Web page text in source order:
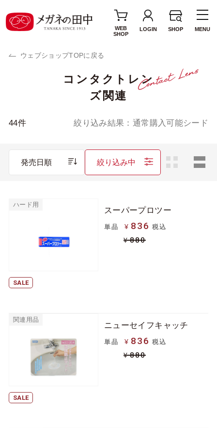
WEB
SHOP
LOGIN SHOP MENU
ウェブショップTOPに戻る
コンタクトレン
ズ関連
44件 絞り込み結果： 通常購入可能シード
発売日順 絞り込み中
使用期間・タイプ
1MONTH(1ヶ月交
カラーレンズ
サークルレンズ
乱視用レンズ
遠近両用レンズ
ブランド・メーカー
ソン
ボシュロム
ロート
ケア用品
ソフトコンタクトレ
ンズ用
その他関連用品
ハード用
SALE
スーパープロツー
単品 ¥ 836 税込
¥880
関連用品
SALE
ニューセイフキャッチ
単品 ¥ 836 税込
¥880